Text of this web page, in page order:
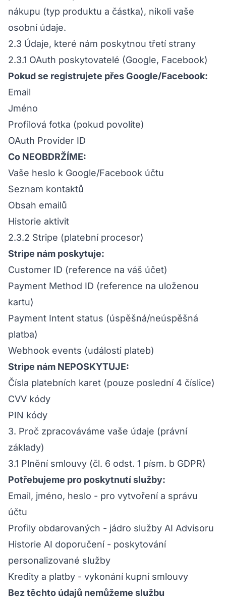
nákupu (typ produktu a částka), nikoli vaše
osobní údaje.
2.3 Údaje, které nám poskytnou třetí strany
2.3.1 OAuth poskytovatelé (Google, Facebook)
Pokud se registrujete přes Google/Facebook:
Email
Jméno
Profilová fotka (pokud povolíte)
OAuth Provider ID
Co NEOBDRŽÍME:
Vaše heslo k Google/Facebook účtu
Seznam kontaktů
Obsah emailů
Historie aktivit
2.3.2 Stripe (platební procesor)
Stripe nám poskytuje:
Customer ID (reference na váš účet)
Payment Method ID (reference na uloženou
kartu)
Payment Intent status (úspěšná/neúspěšná
platba)
Webhook events (události plateb)
Stripe nám NEPOSKYTUJE:
Čísla platebních karet (pouze poslední 4 číslice)
CVV kódy
PIN kódy
3. Proč zpracováváme vaše údaje (právní
základy)
3.1 Plnění smlouvy (čl. 6 odst. 1 písm. b GDPR)
Potřebujeme pro poskytnutí služby:
Email, jméno, heslo - pro vytvoření a správu
účtu
Profily obdarovaných - jádro služby AI Advisoru
Historie AI doporučení - poskytování
personalizované služby
Kredity a platby - vykonání kupní smlouvy
Bez těchto údajů nemůžeme službu